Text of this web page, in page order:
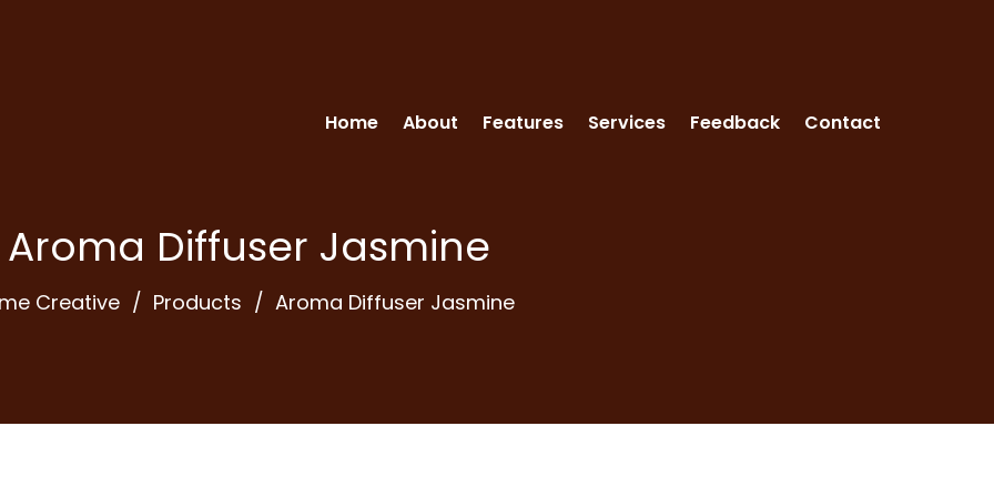
Home About Features Services Feedback Contact
Aroma Diffuser Jasmine
Creative Products Aroma Diffuser Jasmine